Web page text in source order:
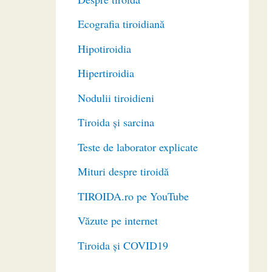
Ecografia tiroidiană
Hipotiroidia
Hipertiroidia
Nodulii tiroidieni
Tiroida și sarcina
Teste de laborator explicate
Mituri despre tiroidă
TIROIDA.ro pe YouTube
Văzute pe internet
Tiroida și COVID19